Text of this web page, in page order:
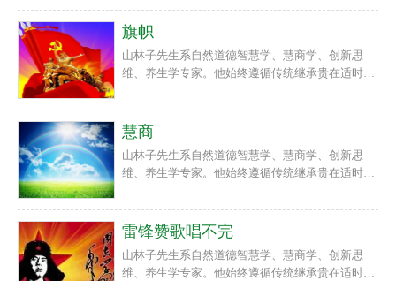
题研究和教学实践。他以原创自然道德智慧诗文传
播人类先进自然道德智慧文化，提升人类自然道德
智慧心身素质！
爱之誓言那是实现国家富强民主和谐文明美丽人格
之魂魄那是实现民族伟大复兴精神之力量那是实现
人类世界大同壮丽之凯歌苟利国家生死以天下兴亡
匹夫责在这里让我们共同颂歌千百年无数中华爱国
志士用泪水和鲜血铸成的国魂吧第一章鸿蒙浩浩盘
旗帜
山林子先生系自然道德智慧学、慧商学、创新思
维、养生学专家。他始终遵循传统继承贵在适时创
兴传统自然道德智慧文化为己任，在世界上首次提
出“慧商”“回归自然，宇宙无限；回归自我，生命
无限；回归心灵，智慧无限！”“道德智慧就是力
量，人类呼唤道德智慧教育！”等重要理念，首倡
自然道德智慧教育与教育智慧、慧商教育，自然道
题研究和教学实践。他以原创自然道德智慧诗文传
播人类先进自然道德智慧文化，提升人类自然道德
智慧心身素质！
慧商
山林子先生系自然道德智慧学、慧商学、创新思
维、养生学专家。他始终遵循传统继承贵在适时创
兴传统自然道德智慧文化为己任，在世界上首次提
出“慧商”“回归自然，宇宙无限；回归自我，生命
无限；回归心灵，智慧无限！”“道德智慧就是力
量，人类呼唤道德智慧教育！”等重要理念，首倡
雷锋赞歌唱不完
山林子先生系自然道德智慧学、慧商学、创新思
维、养生学专家。他始终遵循传统继承贵在适时创